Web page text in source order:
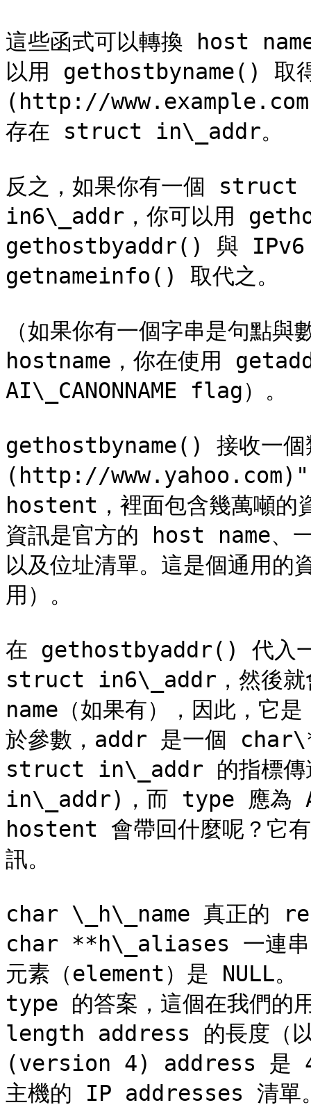
這些函式可以轉換 host
以用 gethostbyname() 取
(http://
存在 struct in\_addr。
反之，如果你有一個
in6\_addr，你可以用
gethostbyaddr() 與 IPv6
getnameinfo() 取代之。
（如果你有一個字串是句點
hostname，你在使用
AI\_CANONNAME flag）。
gethostbyname() 接收一
(http://www.yahoo.com)"
hostent，裡面包含幾萬噸
資訊是官方的 host name、
以及位址清單。這是個通用的
用）。
在 gethostbyaddr() 代
struct in6\_addr，然後就
name（如果有），因此，
於參數，addr 是一個 char\*
struct in\_addr 的指標
in\_addr)，而 type 應為
hostent 會帶回什麼呢？它
訊。
char \_h\_name 真正的
char **h\_aliases 一連串的
元素（element）是
type 的答案，這個在我們
length address 的長度（
(version 4) address 是
主機的 IP addresses 清單